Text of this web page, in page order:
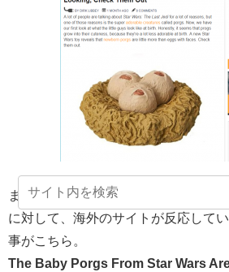
まず日本の「ナタリー」で初めて公
に対して、海外のサイトが反応して
事がこちら。
The Baby Porgs From Star Wars